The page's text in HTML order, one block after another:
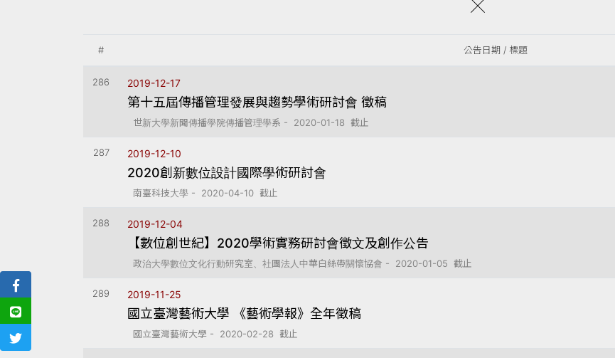
# 公告日期 / 標題
286 2019-12-17
第十五屆傳播管理發展與趨勢學術研討會 徵稿
世新大學新聞傳播學院傳播管理學系 - 2020-01-18 截止
287 2019-12-10
2020創新數位設計國際學術研討會
南臺科技大學 - 2020-04-10 截止
288 2019-12-04
【數位創世紀】2020學術實務研討會徵文及創作公告
政治大學數位文化行動研究室、社團法人中華白絲帶關懷協會 - 2020-01-05 截止
289 2019-11-25
國立臺灣藝術大學 《藝術學報》全年徵稿
國立臺灣藝術大學 - 2020-02-28 截止